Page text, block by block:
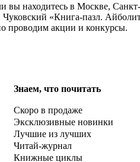
вы находитесь в Москве,
«Книга-пазл.
проводим акции и конкурсы.
Знаем, что почитать
Скоро в продаже
Эксклюзивные новинки
Лучшие из лучших
Читай-журнал
Книжные циклы